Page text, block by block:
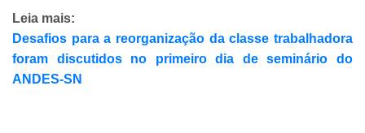
Leia mais:
Desafios para a reorganização da classe trabalhadora
foram discutidos no primeiro dia de seminário do
ANDES-SN